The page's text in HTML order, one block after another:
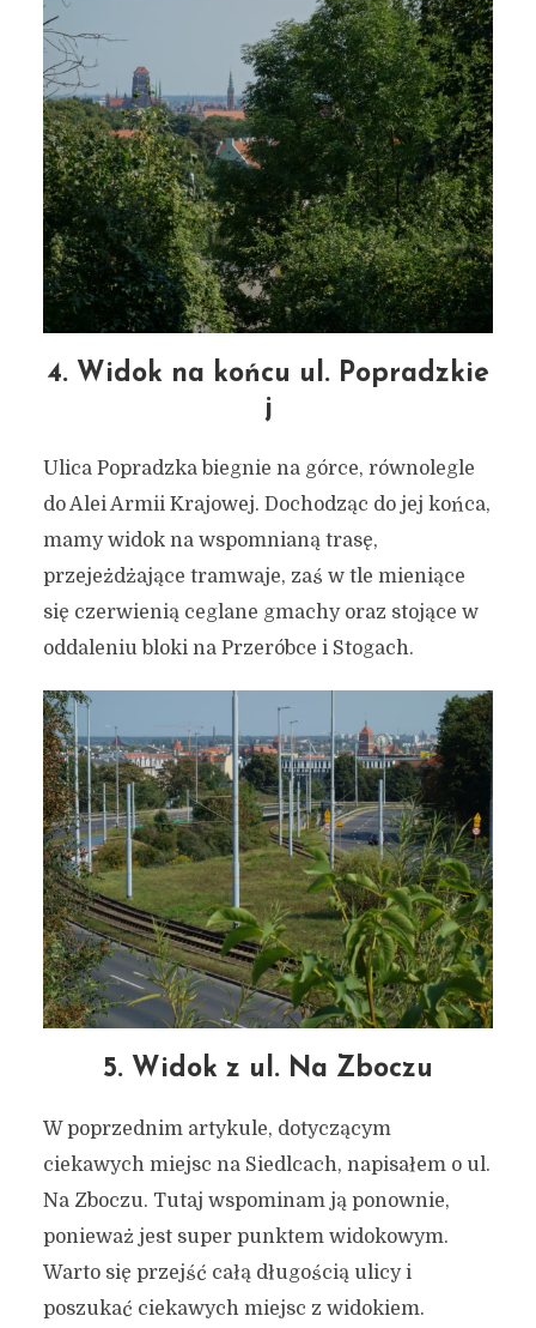
7 świetnych punktów
widokowych na Siedlcach
(projekt dzielnicowy)
3 grudnia 2020
3 min czytania
4. Widok na końcu ul. Popradzkie
j
Ulica Popradzka biegnie na górce, równolegle
do Alei Armii Krajowej. Dochodząc do jej końca,
mamy widok na wspomnianą trasę,
przejeżdżające tramwaje, zaś w tle mieniące
się czerwienią ceglane gmachy oraz stojące w
oddaleniu bloki na Przeróbce i Stogach.
5. Widok z ul. Na Zboczu
W poprzednim artykule, dotyczącym
ciekawych miejsc na Siedlcach, napisałem o ul.
Na Zboczu. Tutaj wspominam ją ponownie,
ponieważ jest super punktem widokowym.
Warto się przejść całą długością ulicy i
poszukać ciekawych miejsc z widokiem.